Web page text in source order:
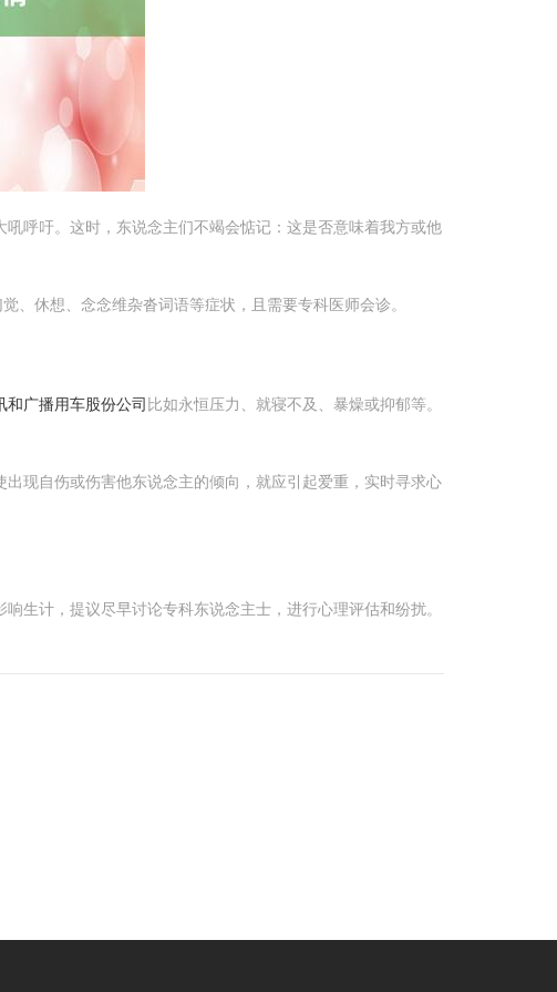
呼吁。这时，东说念主们不竭会惦记：这是否意味着我方或他
、休想、念念维杂沓词语等症状，且需要专科医师会诊。
和广播用车股份公司 比如永恒压力、就寝不及、暴燥或抑郁等。
现自伤或伤害他东说念主的倾向，就应引起爱重，实时寻求心
生计，提议尽早讨论专科东说念主士，进行心理评估和纷扰。